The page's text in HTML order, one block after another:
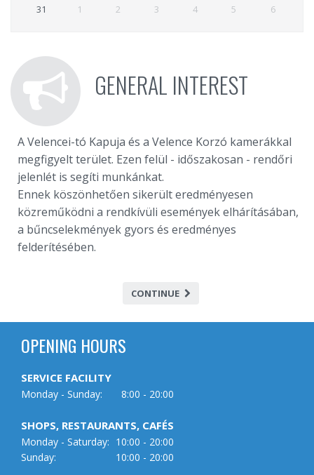
31
1 2 3 4 5 6
GENERAL INTEREST
A Velencei-tó Kapuja és a Velence Korzó kamerákkal
megfigyelt terület. Ezen felül - időszakosan - rendőri
jelenlét is segíti munkánkat.
Ennek köszönhetően sikerült eredményesen
közreműködni a rendkívüli események elhárításában,
a bűncselekmények gyors és eredményes
felderítésében.
CONTINUE
OPENING HOURS
SERVICE FACILITY
Monday - Sunday: 8:00 - 20:00
SHOPS, RESTAURANTS, CAFÉS
Monday - Saturday: 10:00 - 20:00
Sunday:
10:00 - 20:00